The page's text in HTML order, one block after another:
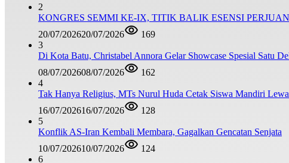
2
KONGRES SEMMI KE-IX, TITIK BALIK ESENSI
20/07/202620/07/2026
169
3
Di Kota Batu, Christabel Annora Gelar Showcase Spesial Satu
08/07/202608/07/2026
162
4
Tak Hanya Religius, MTs Nurul Huda Cetak Siswa Mandiri
16/07/202616/07/2026
128
5
Konflik AS-Iran Kembali Membara, Gagalkan Gencatan Senjata
10/07/202610/07/2026
124
6